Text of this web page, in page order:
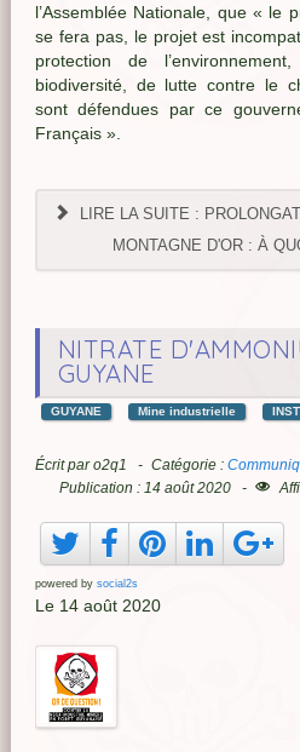
l’Assemblée Nationale, que « le
se fera pas, le projet est
protection de
biodiversité, de lutte contre le
sont défendues par ce
Français ».
LIRE LA SUITE :
MONTAGNE D'OR : À
NITRATE
GUYANE
GUYANE Mine industrielle
Écrit paro2q1 Catégorie :
Publication : 14 août 2020
powered by social2s
Le 14 août 2020